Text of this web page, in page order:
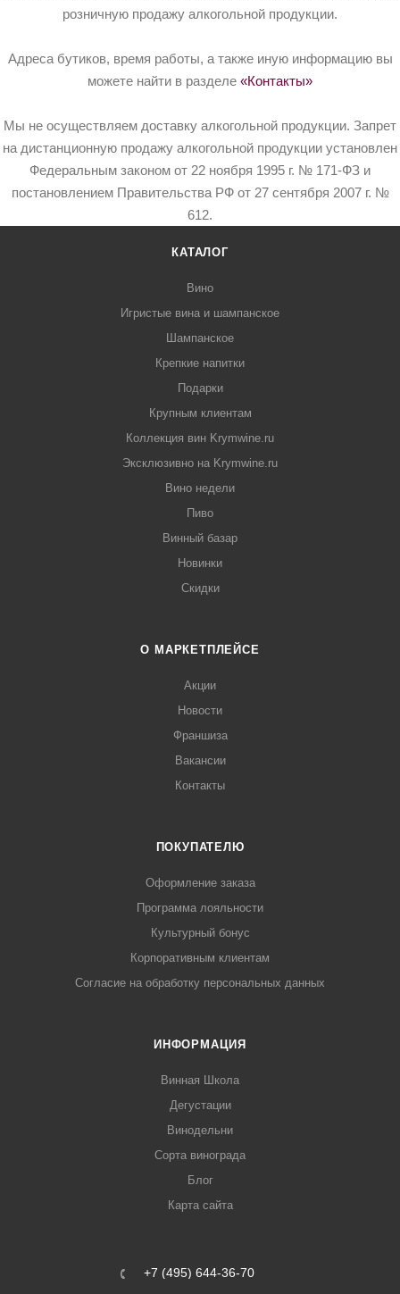
розничную продажу алкогольной продукции.
Адреса бутиков, время работы, а также иную информацию вы
можете найти в разделе «Контакты»
Мы не осуществляем доставку алкогольной продукции. Запрет
на дистанционную продажу алкогольной продукции установлен
Федеральным законом от 22 ноября 1995 г. № 171-ФЗ и
постановлением Правительства РФ от 27 сентября 2007 г. №
612.
КАТАЛОГ
Вино
Игристые вина и шампанское
Шампанское
Крепкие напитки
Подарки
Крупным клиентам
Коллекция вин Krymwine.ru
Эксклюзивно на Krymwine.ru
Вино недели
Пиво
Винный базар
Новинки
Скидки
О МАРКЕТПЛЕЙСЕ
Акции
Новости
Франшиза
Вакансии
Контакты
ПОКУПАТЕЛЮ
Оформление заказа
Программа лояльности
Культурный бонус
Корпоративным клиентам
Согласие на обработку персональных данных
ИНФОРМАЦИЯ
Винная Школа
Дегустации
Винодельни
Сорта винограда
Блог
Карта сайта
+7 (495) 644-36-70